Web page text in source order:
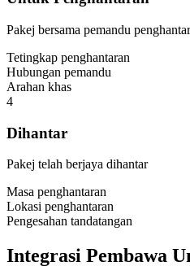
Pakej bersama pemandu
Tetingkap penghantaran
Hubungan pemandu
Arahan khas
4
Dihantar
Pakej telah berjaya dihantar
Masa penghantaran
Lokasi penghantaran
Pengesahan tandatangan
Integrasi Pembawa